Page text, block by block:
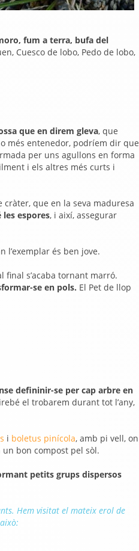
fum a terra, bufa del
Cuesco de lobo, Pedo de lobo,
que en direm gleva, que
més entenedor, podríem dir que
per uns agullons en forma
i els altres més curts i
cràter, que en la seva maduresa
espores, i així, assegurar
l’exemplar és ben jove.
final s’acaba tornant marró.
se en pols. El Pet de llop
defininir-se per cap arbre en
el trobarem durant tot l’any,
i boletus pinícola, amb pi vell, on
bon compost pel sòl.
petits grups dispersos
Hem visitat el mateix erol de